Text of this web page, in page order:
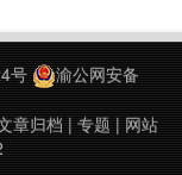
号
渝公网安备
章归档 | 专题 | 网站